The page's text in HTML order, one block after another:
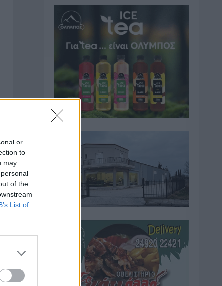
or
to
may
of the
List of